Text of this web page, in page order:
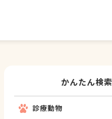
かんたん検索
診療動物